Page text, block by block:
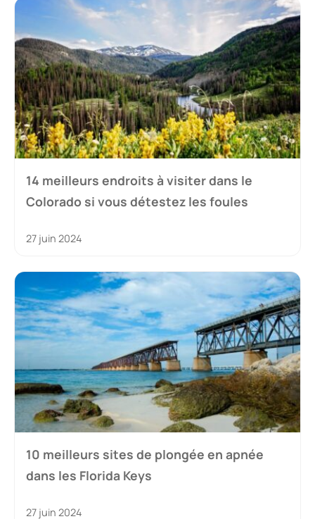
14 meilleurs endroits à visiter dans le
Colorado si vous détestez les foules
27 juin 2024
10 meilleurs sites de plongée en apnée
dans les Florida Keys
27 juin 2024